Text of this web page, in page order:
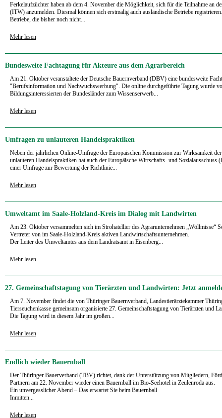
Ferkelaufzüchter haben ab dem 4. November die Möglichkeit, sich für die Teilnahme an
(ITW) anzumelden. Diesmal können sich erstmalig auch ausländische Betriebe
Betriebe, die bisher noch nicht...
Mehr lesen
Bundesweite Fachtagung für Akteure aus dem Agrarbereich
Am 21. Oktober veranstaltete der Deutsche Bauernverband (DBV) eine bundesweite
"Berufsinformation und Nachwuchswerbung". Die online durchgeführte Tagung wurde
Bildungsinteressierten der Bundesländer zum Wissenserwerb...
Mehr lesen
Umfragen zu unlauteren Handelspraktiken
Neben der jährlichen Online-Umfrage der Europäischen Kommission zur Wirksamkeit
unlauteren Handelspraktiken hat auch der Europäische Wirtschafts- und Sozialausschuss
einer Umfrage zur Bewertung der Richtlinie...
Mehr lesen
Umweltamt im Saale-Holzland-Kreis im Dialog mit Landwirten
Am 23. Oktober versammelten sich im Strohatellier des Agrarunternehmen „Wöllmisse“
Vertreter von im Saale-Holzland-Kreis aktiven Landwirtschaftsunternehmen.
Der Leiter des Umweltamtes aus dem Landratsamt in Eisenberg...
Mehr lesen
27. Gemeinschaftstagung von Tierärzten und Landwirten: Jetzt
Am 7. November findet die von Thüringer Bauernverband, Landestierärztekammer
Tierseuchenkasse gemeinsam organisierte 27. Gemeinschaftstagung von Tierärzten und
Die Tagung wird in diesem Jahr im großen...
Mehr lesen
Endlich wieder Bauernball
Der Thüringer Bauerverband (TBV) richtet, dank der Unterstützung von Mitgliedern,
Partnern am 22. November wieder einen Bauernball im Bio-Seehotel in Zeulenroda aus.
Ein unvergesslicher Abend – Das erwartet Sie beim Bauernball
Inmitten...
Mehr lesen